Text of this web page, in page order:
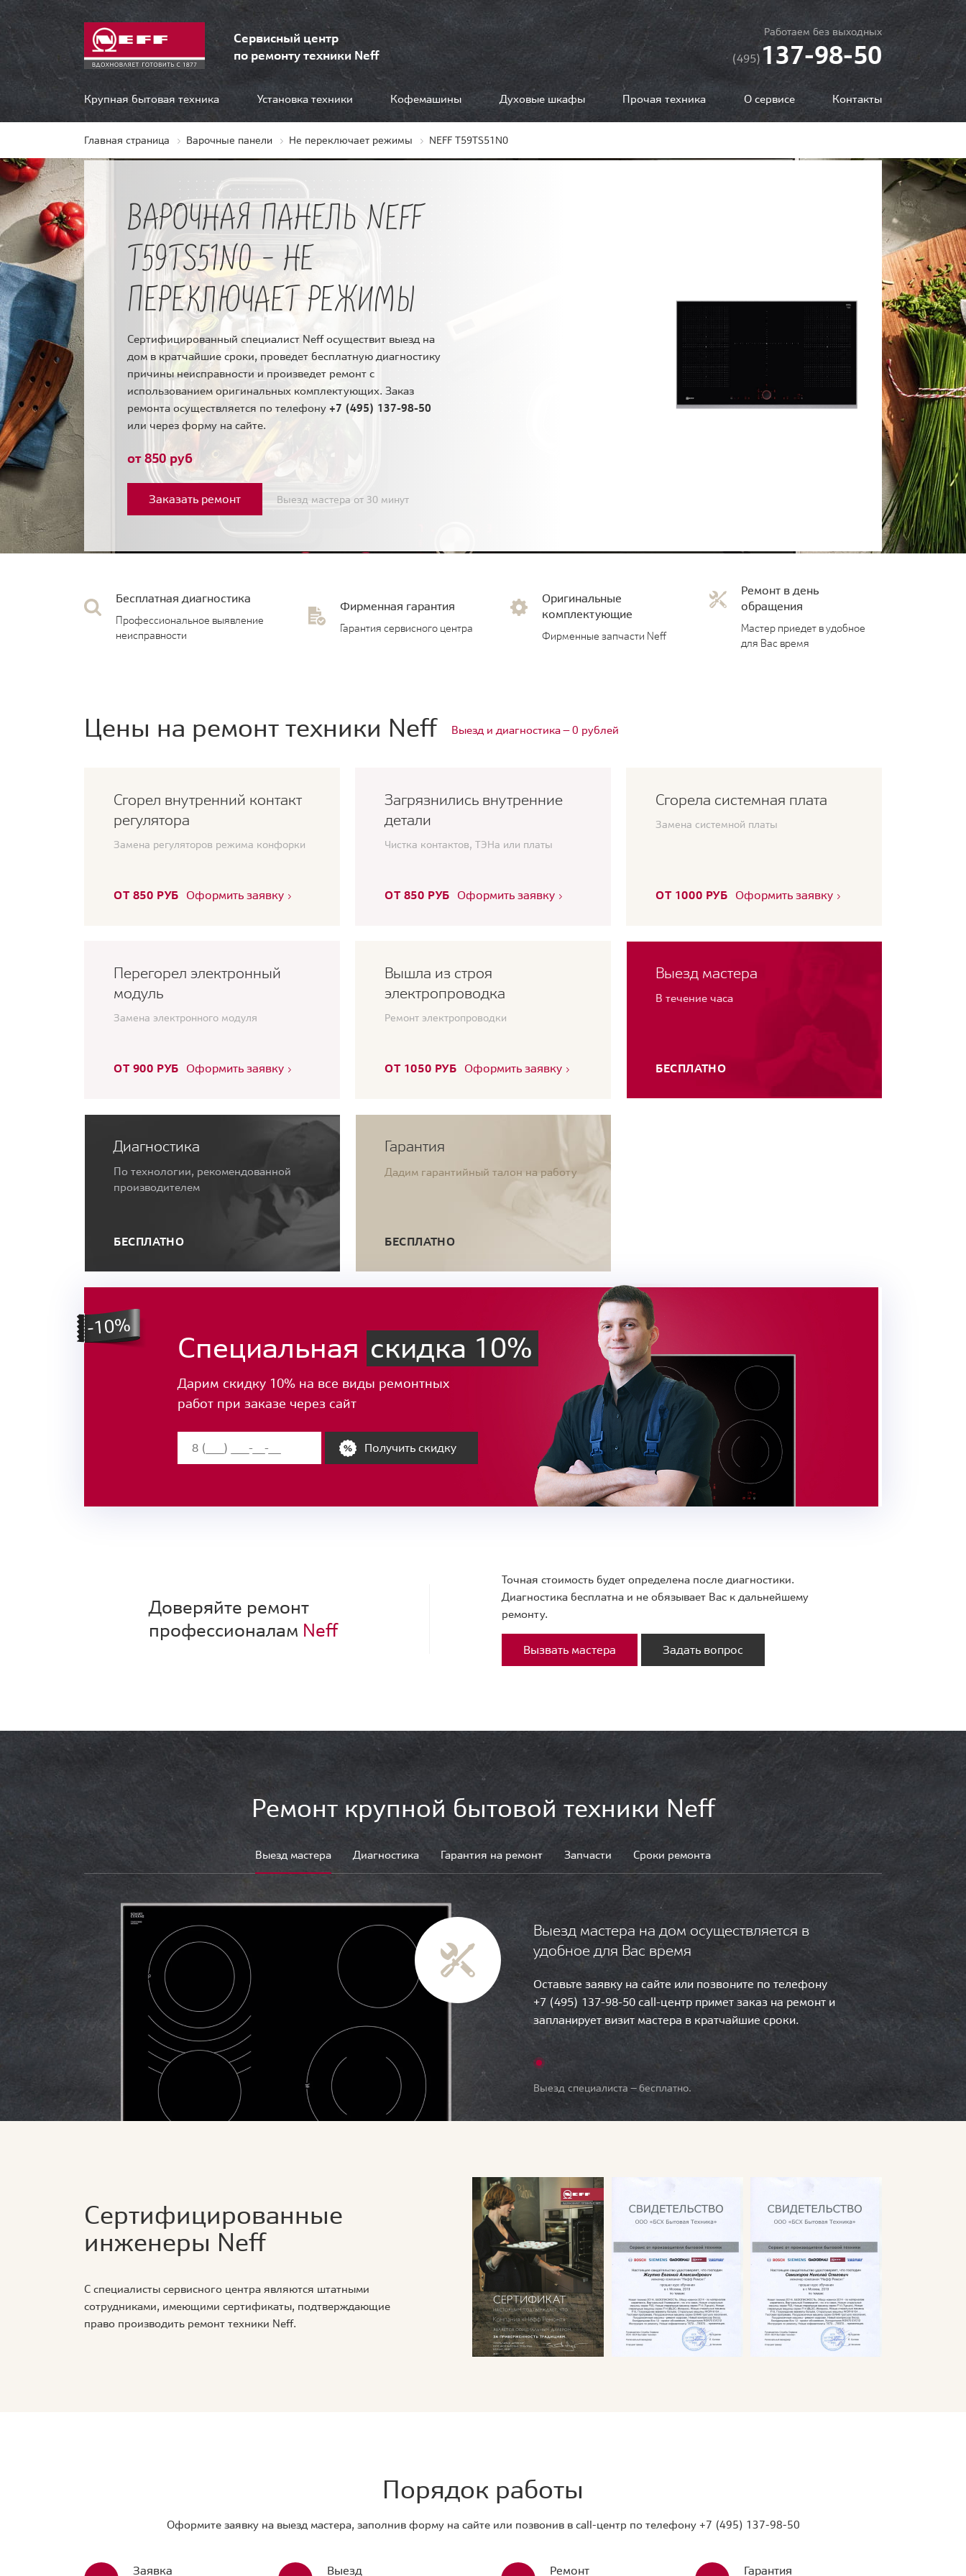
Сервисный центр
по ремонту техники Neff
Работаем без выходных
(495)137-98-50
Крупная бытовая техника Установка техники Кофемашины Духовые шкафы Прочая техника О сервисе Контакты
Главная страница Варочные панели Не переключает режимы NEFF T59TS51N0
ВАРОЧНАЯ ПАНЕЛЬ NEFF
T59TS51N0 - НЕ
ПЕРЕКЛЮЧАЕТ РЕЖИМЫ
Сертифицированный специалист Neff осуществит выезд на
дом в кратчайшие сроки, проведет бесплатную диагностику
причины неисправности и произведет ремонт с
использованием оригинальных комплектующих. Заказ
ремонта осуществляется по телефону +7 (495) 137-98-50
или через форму на сайте.
от 850 руб
Заказать ремонт Выезд мастера от 30 минут
Бесплатная диагностика
Профессиональное выявление
неисправности
Фирменная гарантия
Гарантия сервисного центра
Оригинальные
комплектующие
Фирменные запчасти Neff
Ремонт в день
обращения
Мастер приедет в удобное
для Вас время
Цены на ремонт техники Neff Выезд и диагностика — 0 рублей
Сгорел внутренний контакт
регулятора
Замена регуляторов режима конфорки
ОТ 850 РУБ Оформить заявку
Загрязнились внутренние
детали
Чистка контактов, ТЭНа или платы
ОТ 850 РУБ Оформить заявку
Сгорела системная плата
Замена системной платы
ОТ 1000 РУБ Оформить заявку
Перегорел электронный
модуль
Замена электронного модуля
ОТ 900 РУБ Оформить заявку
Вышла из строя
электропроводка
Ремонт электропроводки
ОТ 1050 РУБ Оформить заявку
Выезд мастера
В течение часа
БЕСПЛАТНО
Диагностика
По технологии, рекомендованной
производителем
БЕСПЛАТНО
Гарантия
Дадим гарантийный талон на работу
БЕСПЛАТНО
Специальная скидка 10%
Дарим скидку 10% на все виды ремонтных
работ при заказе через сайт
Получить скидку
Доверяйте ремонт
профессионалам Neff
Точная стоимость будет определена после диагностики.
Диагностика бесплатна и не обязывает Вас к дальнейшему
ремонту.
Вызвать мастера Задать вопрос
Ремонт крупной бытовой техники Neff
Выезд мастера Диагностика Гарантия на ремонт Запчасти Сроки ремонта
Выезд мастера на дом осуществляется в
удобное для Вас время
Оставьте заявку на сайте или позвоните по телефону
+7 (495) 137-98-50 call-центр примет заказ на ремонт и
запланирует визит мастера в кратчайшие сроки.
Выезд специалиста — бесплатно.
Сертифицированные
инженеры Neff
С специалисты сервисного центра являются штатными
сотрудниками, имеющими сертификаты, подтверждающие
право производить ремонт техники Neff.
Порядок работы
Оформите заявку на выезд мастера, заполнив форму на сайте или позвонив в call-центр по телефону +7 (495) 137-98-50
Заявка Выезд Ремонт Гарантия